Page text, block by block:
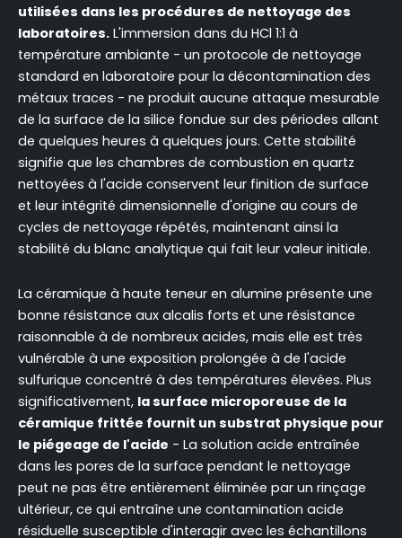
utilisées dans les procédures de nettoyage des
laboratoires. L'immersion dans du HCl 1:1 à
température ambiante - un protocole de nettoyage
standard en laboratoire pour la décontamination des
métaux traces - ne produit aucune attaque mesurable
de la surface de la silice fondue sur des périodes allant
de quelques heures à quelques jours. Cette stabilité
signifie que les chambres de combustion en quartz
nettoyées à l'acide conservent leur finition de surface
et leur intégrité dimensionnelle d'origine au cours de
cycles de nettoyage répétés, maintenant ainsi la
stabilité du blanc analytique qui fait leur valeur initiale.
La céramique à haute teneur en alumine présente une
bonne résistance aux alcalis forts et une résistance
raisonnable à de nombreux acides, mais elle est très
vulnérable à une exposition prolongée à de l'acide
sulfurique concentré à des températures élevées. Plus
significativement, la surface microporeuse de la
céramique frittée fournit un substrat physique pour
le piégeage de l'acide - La solution acide entraînée
dans les pores de la surface pendant le nettoyage
peut ne pas être entièrement éliminée par un rinçage
ultérieur, ce qui entraîne une contamination acide
résiduelle susceptible d'interagir avec les échantillons